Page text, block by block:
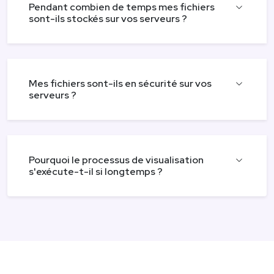
Pendant combien de temps mes fichiers
sont-ils stockés sur vos serveurs ?
Mes fichiers sont-ils en sécurité sur vos
serveurs ?
Pourquoi le processus de visualisation
s'exécute-t-il si longtemps ?